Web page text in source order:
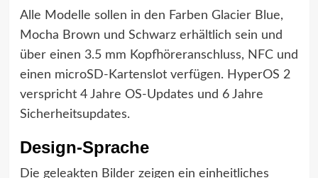
Alle Modelle sollen in den Farben Glacier Blue,
Mocha Brown und Schwarz erhältlich sein und
über einen 3.5 mm Kopfhöreranschluss, NFC und
einen microSD-Kartenslot verfügen. HyperOS 2
verspricht 4 Jahre OS-Updates und 6 Jahre
Sicherheitsupdates.
Design-Sprache
Die geleakten Bilder zeigen ein einheitliches